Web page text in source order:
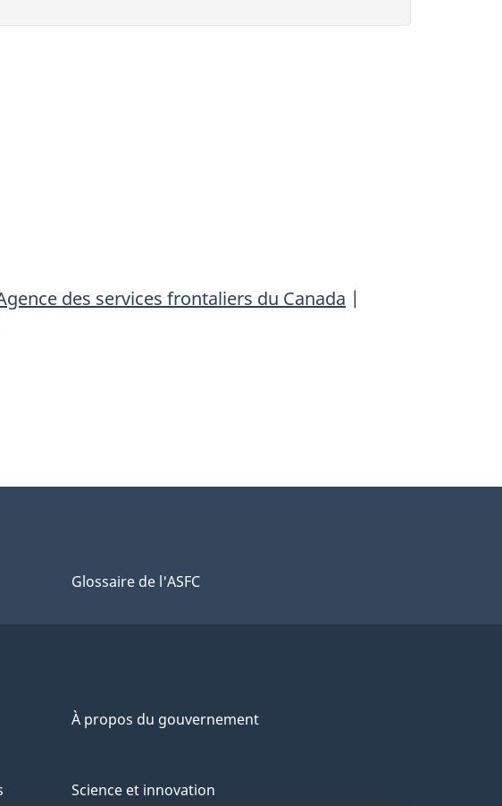
des services frontaliers du Canada |
Glossaire de l'ASFC
À propos du gouvernement
Science et innovation